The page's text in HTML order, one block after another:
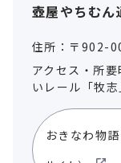
壺屋やちむん
住所：〒902-
アクセス・所
いレール「牧
おきなわ物